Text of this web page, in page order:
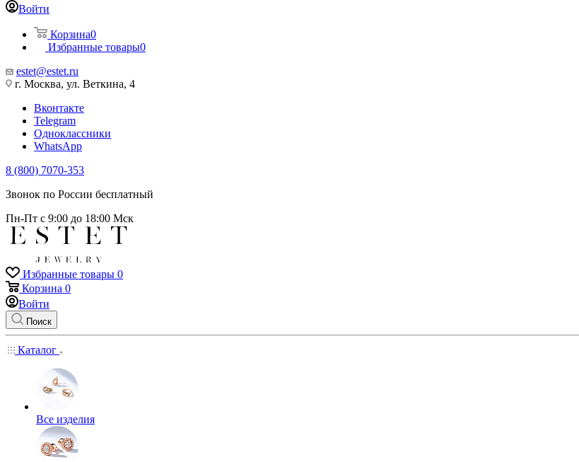
Войти
Корзина0
Избранные товары0
estet@estet.ru
г. Москва, ул. Веткина, 4
Вконтакте
Telegram
Одноклассники
WhatsApp
8 (800) 7070-353
Звонок по России бесплатный
Пн-Пт с 9:00 до 18:00 Мск
Избранные товары 0
Корзина 0
Войти
Поиск
Каталог
Все изделия